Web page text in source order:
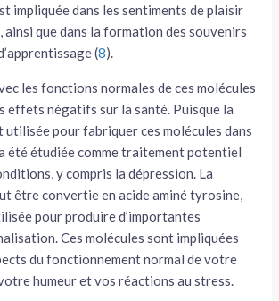
impliquée dans les sentiments de plaisir
ainsi que dans la formation des souvenirs
(8).
les fonctions normales de ces molécules
effets négatifs sur la santé. Puisque la
utilisée pour fabriquer ces molécules dans
été étudiée comme traitement potentiel
y compris la dépression. La
être convertie en acide aminé tyrosine,
pour produire d’importantes
Ces molécules sont impliquées
du fonctionnement normal de votre
humeur et vos réactions au stress.